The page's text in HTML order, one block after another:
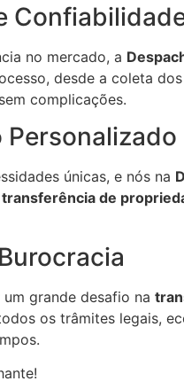
no mercado, a
desde a coleta
complicações.
únicas, e nós na
transferência de
grande desafio na
os trâmites legais,